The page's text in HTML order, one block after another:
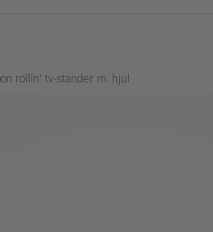
rollin' tv-stander m. hjul